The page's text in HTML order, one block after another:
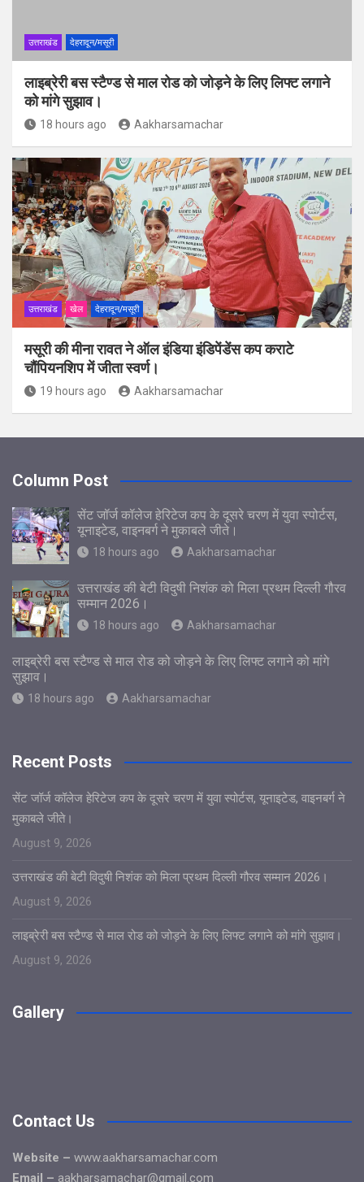
उत्तराखंड देहरादून/मसूरी
लाइब्रेरी बस स्टैण्ड से माल रोड को जोड़ने के लिए लिफ्ट लगाने
को मांगे सुझाव।
18 hours ago Aakharsamachar
उत्तराखंड खेल देहरादून/मसूरी
मसूरी की मीना रावत ने ऑल इंडिया इंडिपेंडेंस कप कराटे
चौंपियनशिप में जीता स्वर्ण।
19 hours ago Aakharsamachar
Column Post
सेंट जॉर्ज कॉलेज हेरिटेज कप के दूसरे चरण में युवा स्पोर्टस,
यूनाइटेड, वाइनबर्ग ने मुकाबले जीते।
18 hours ago Aakharsamachar
उत्तराखंड की बेटी विदुषी निशंक को मिला प्रथम दिल्ली गौरव
सम्मान 2026।
18 hours ago Aakharsamachar
लाइब्रेरी बस स्टैण्ड से माल रोड को जोड़ने के लिए लिफ्ट लगाने को मांगे
सुझाव।
18 hours ago Aakharsamachar
Recent Posts
सेंट जॉर्ज कॉलेज हेरिटेज कप के दूसरे चरण में युवा स्पोर्टस, यूनाइटेड, वाइनबर्ग ने
मुकाबले जीते।
August 9, 2026
उत्तराखंड की बेटी विदुषी निशंक को मिला प्रथम दिल्ली गौरव सम्मान 2026।
August 9, 2026
लाइब्रेरी बस स्टैण्ड से माल रोड को जोड़ने के लिए लिफ्ट लगाने को मांगे सुझाव।
August 9, 2026
Gallery
Contact Us
Website – www.aakharsamachar.com
Email – aakharsamachar@gmail.com